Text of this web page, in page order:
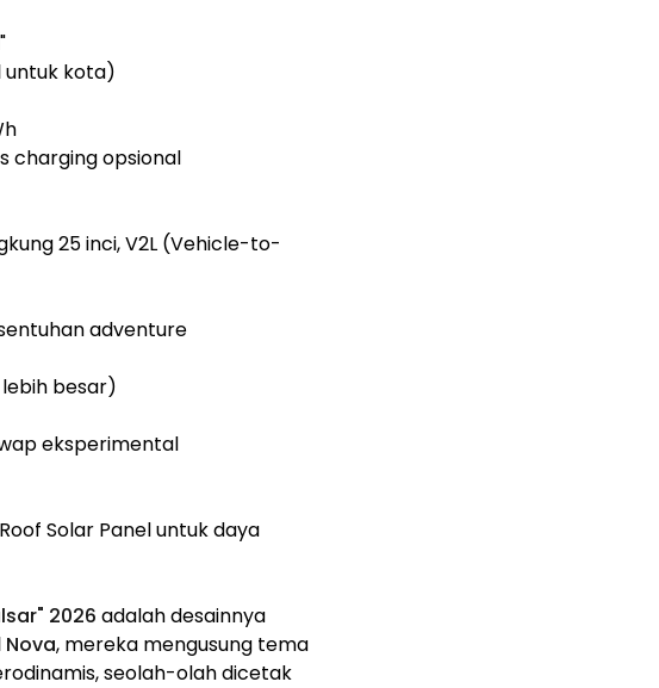
untuk kota)
charging opsional
25 inci, V2L (Vehicle-to-
adventure
besar)
eksperimental
Solar Panel untuk daya
2026 adalah desainnya
Nova, mereka mengusung tema
seolah-olah dicetak